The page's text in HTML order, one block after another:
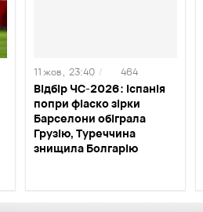
Відбір ЧС-2026: Іспанія
попри фіаско зірки
Барселони обіграла
Грузію, Туреччина
знищила Болгарію
11 жов , 23:40 / 464